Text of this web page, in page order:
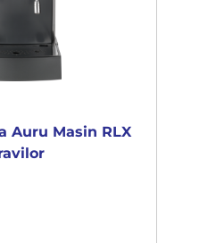
Auru Masin RLX